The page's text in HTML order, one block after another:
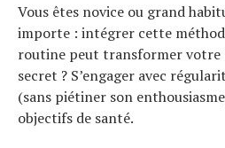
Vous êtes novice ou grand
importe : intégrer cette
routine peut transformer votre
secret ? S’engager avec
(sans piétiner son
objectifs de santé.